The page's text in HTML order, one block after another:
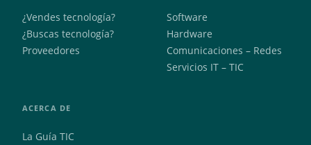
¿Vendes tecnología?
¿Buscas tecnología?
Proveedores
Software
Hardware
Comunicaciones – Redes
Servicios IT – TIC
ACERCA DE
La Guía TIC